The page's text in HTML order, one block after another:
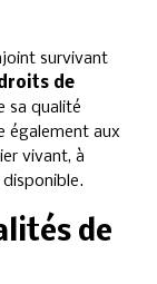
survivant
de
sa qualité
également aux
vivant, à
de